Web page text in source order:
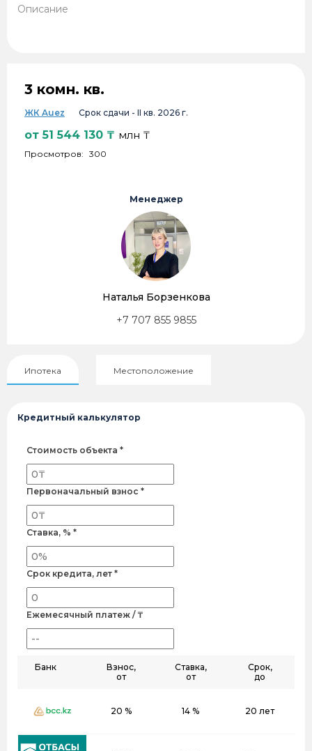
Описание
3 комн. кв.
ЖК Auez Срок сдачи - II кв. 2026 г.
от51 544 130 ₸ млн ₸
Просмотров: 300
Менеджер
Наталья Борзенкова
+7 707 855 9855
Ипотека Местоположение
Кредитный калькулятор
Стоимость объекта *
Первоначальный взнос *
Ставка, % *
Срок кредита, лет *
Ежемесячный платеж / ₸
Банк
Взнос,
от
Ставка,
от
Срок,
до
20 % 14 % 20 лет